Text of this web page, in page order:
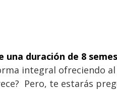
una duración de 8
integral ofreciendo
Pero, te estarás